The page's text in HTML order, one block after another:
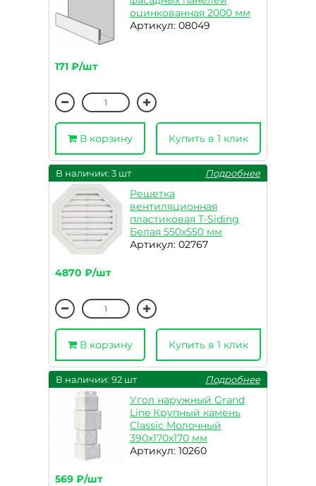
оцинкованная 2000 мм
Артикул: 08049
171 ₽/шт
В корзину Купить в 1 клик
В наличии: 3 шт Подробнее
Решетка
вентиляционная
пластиковая T-Siding
Белая 550х550 мм
Артикул: 02767
4870 ₽/шт
В корзину Купить в 1 клик
В наличии: 92 шт Подробнее
Угол наружный Grand
Line Крупный камень
Classic Молочный
390х170х170 мм
Артикул: 10260
569 ₽/шт